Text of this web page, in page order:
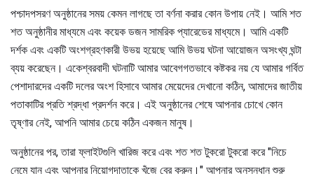
পশ্চাদপসরণ অনুষ্ঠানের সময় কেমন লাগছে তা বর্ণনা করার কোন উপায় নেই। আমি শত
শত অনুষ্ঠানীর মাধ্যমে এবং কয়েক ডজন সামরিক প্যারেডের মাধ্যমে। আমি একটি
দর্শক এবং একটি অংশগ্রহণকারী উভয় হয়েছে আমি উভয় ঘটনা আয়োজন অসংখ্য ঘন্টা
ব্যয় করেছেন। একেশ্বরবাদী ঘটনাটি আমার আবেগগতভাবে কষ্টকর নয় যে আমার গর্বিত
পেশাদারদের একটি দলের অংশ হিসাবে আমার মেয়েদের দেখানো কঠিন, আমাদের জাতীয়
পতাকাটির প্রতি শ্রদ্ধা প্রদর্শন করে। এই অনুষ্ঠানের শেষে আপনার চোখে কোন
তৃষ্ণার নেই, আপনি আমার চেয়ে কঠিন একজন মানুষ।
অনুষ্ঠানের পর, তারা ফ্লাইটগুলি খারিজ করে এবং শত শত টুকরো টুকরো করে "নিচে
নেমে যান এবং আপনার নিয়োগদাতাকে খুঁজে বের করুন।" আপনার অনুসন্ধান শুরু